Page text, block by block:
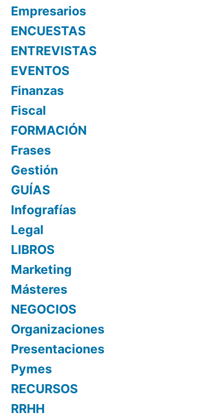
Empresarios
ENCUESTAS
ENTREVISTAS
EVENTOS
Finanzas
Fiscal
FORMACIÓN
Frases
Gestión
GUÍAS
Infografías
Legal
LIBROS
Marketing
Másteres
NEGOCIOS
Organizaciones
Presentaciones
Pymes
RECURSOS
RRHH